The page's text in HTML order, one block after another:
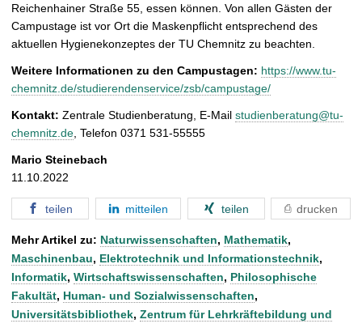
Reichenhainer Straße 55, essen können. Von allen Gästen der
Campustage ist vor Ort die Maskenpflicht entsprechend des
aktuellen Hygienekonzeptes der TU Chemnitz zu beachten.
Weitere Informationen zu den Campustagen: https://www.tu-
chemnitz.de/studierendenservice/zsb/campustage/
Kontakt: Zentrale Studienberatung, E-Mail studienberatung@tu-
chemnitz.de , Telefon 0371 531-55555
Mario Steinebach
11.10.2022
teilen mitteilen teilen drucken
Mehr Artikel zu: Naturwissenschaften, Mathematik,
Maschinenbau, Elektrotechnik und Informationstechnik,
Informatik, Wirtschaftswissenschaften, Philosophische
Fakultät, Human- und Sozialwissenschaften,
Universitätsbibliothek, Zentrum für Lehrkräftebildung und